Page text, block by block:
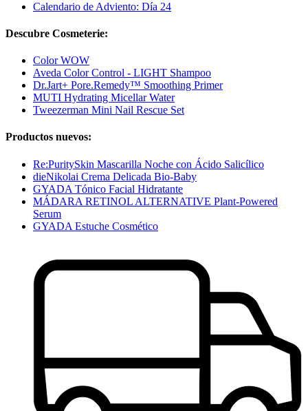
Calendario de Adviento: Día 24
Descubre Cosmeterie:
Color WOW
Aveda Color Control - LIGHT Shampoo
Dr.Jart+ Pore.Remedy™ Smoothing Primer
MUTI Hydrating Micellar Water
Tweezerman Mini Nail Rescue Set
Productos nuevos:
Re:PuritySkin Mascarilla Noche con Ácido Salicílico
dieNikolai Crema Delicada Bio-Baby
GYADA Tónico Facial Hidratante
MÁDARA RETINOL ALTERNATIVE Plant-Powered
Serum
GYADA Estuche Cosmético